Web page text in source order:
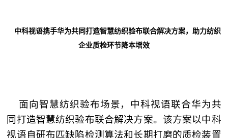
中科视语携手华为共同打造智慧纺织验布联合解决方案，助力纺织
企业质检环节降本增效
面向智慧纺织验布场景，中科视语联合华为共
同打造智慧纺织验布联合解决方案。该方案以中科
视语自研布匹缺陷检测算法和长期打磨的质检装置